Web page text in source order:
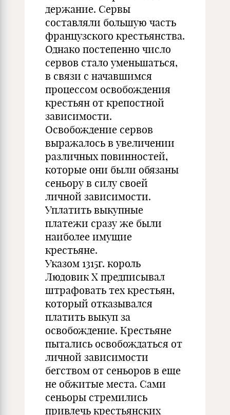
держание. Сервы
составляли большую часть
французского крестьянства.
Однако постепенно число
сервов стало уменьшаться,
в связи с начавшимся
процессом освобождения
крестьян от крепостной
зависимости.
Освобождение сервов
выражалось в увеличении
различных повинностей,
которые они были обязаны
сеньору в силу своей
личной зависимости.
Уплатить выкупные
платежи сразу же были
наиболее имущие
крестьяне.
Указом 1315г. король
Людовик X предписывал
штрафовать тех крестьян,
который отказывался
платить выкуп за
освобождение. Крестьяне
пытались освобождаться от
личной зависимости
бегством от сеньоров в еще
не обжитые места. Сами
сеньоры стремились
привлечь крестьянских